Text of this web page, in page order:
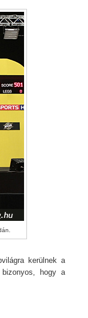
kerülnek a
hogy a